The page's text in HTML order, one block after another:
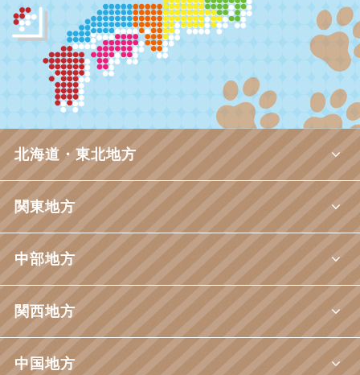
北海道・東北地方
関東地方
中部地方
関西地方
中国地方